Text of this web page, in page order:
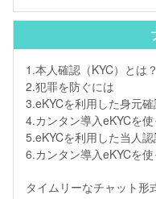
1.本人確認（KYC）とは？
2.犯罪を防ぐには
3.eKYCを利用した身元
4.カンタン導入eKYCを
5.eKYCを利用した当人
6.カンタン導入eKYCを
タイムリーなチャット形